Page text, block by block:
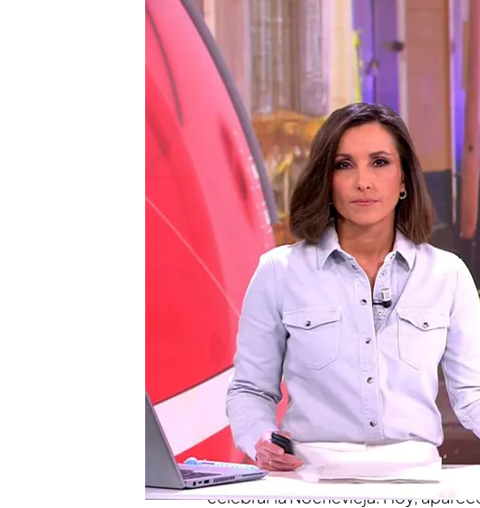
Redacción digital Noticias Cuatro
02 ENE 2025 - 15:24h.
Nuevas imágenes del ataque
Los envases tendrán que
Se publica el nuevo índice que
alquileres
Compartir
Ataque masivo en Nueva Orleans
Elatropello masivo en Nueva
investigan el suceso como un
una bandera del
ISISen el vehículo
explosivos. Jóvenes como Nikira,
Tyger, de 28, disfrutaban en la
celebrar la Nochevieja. Hoy,